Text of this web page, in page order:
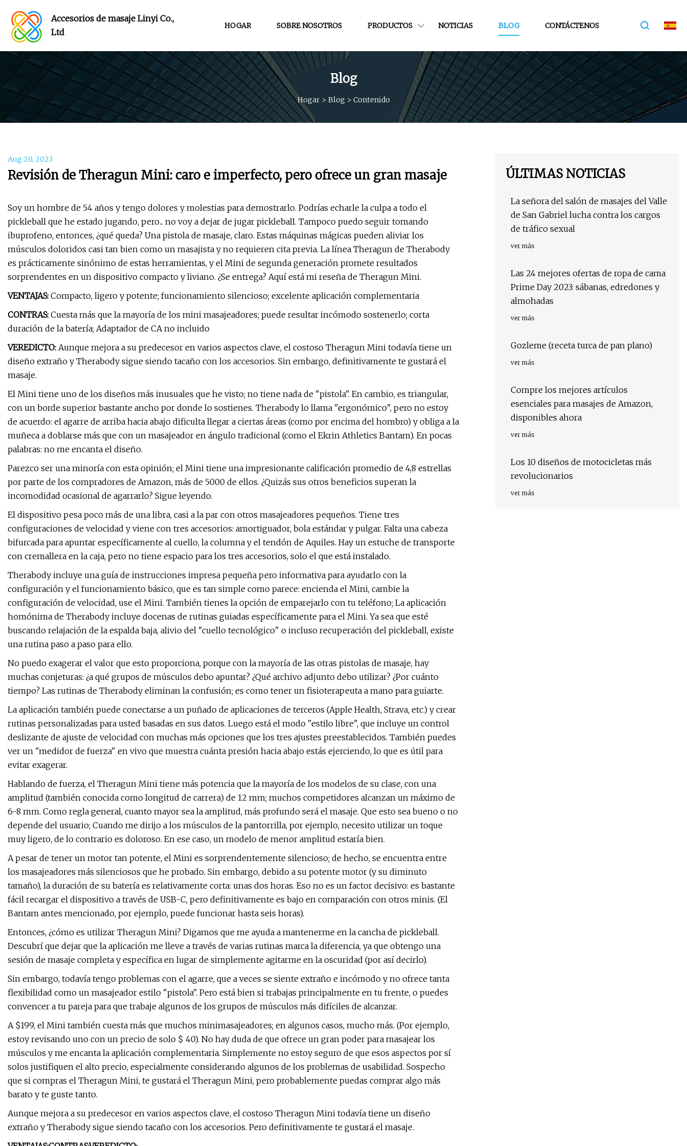
Accesorios de masaje Linyi Co.,
Ltd
HOGAR SOBRE NOSOTROS PRODUCTOS NOTICIAS BLOG CONTÁCTENOS
Blog
Hogar> Blog > Contenido
Aug 20, 2023
Revisión de Theragun Mini: caro e imperfecto, pero ofrece un gran masaje
Soy un hombre de 54 años y tengo dolores y molestias para demostrarlo. Podrías echarle la culpa a todo el
pickleball que he estado jugando, pero... no voy a dejar de jugar pickleball. Tampoco puedo seguir tomando
ibuprofeno, entonces, ¿qué queda? Una pistola de masaje, claro. Estas máquinas mágicas pueden aliviar los
músculos doloridos casi tan bien como un masajista y no requieren cita previa. La línea Theragun de Therabody
es prácticamente sinónimo de estas herramientas, y el Mini de segunda generación promete resultados
sorprendentes en un dispositivo compacto y liviano. ¿Se entrega? Aquí está mi reseña de Theragun Mini.
VENTAJAS: Compacto, ligero y potente; funcionamiento silencioso; excelente aplicación complementaria
CONTRAS: Cuesta más que la mayoría de los mini masajeadores; puede resultar incómodo sostenerlo; corta
duración de la batería; Adaptador de CA no incluido
VEREDICTO: Aunque mejora a su predecesor en varios aspectos clave, el costoso Theragun Mini todavía tiene un
diseño extraño y Therabody sigue siendo tacaño con los accesorios. Sin embargo, definitivamente te gustará el
masaje.
El Mini tiene uno de los diseños más inusuales que he visto; no tiene nada de "pistola". En cambio, es triangular,
con un borde superior bastante ancho por donde lo sostienes. Therabody lo llama "ergonómico", pero no estoy
de acuerdo: el agarre de arriba hacia abajo dificulta llegar a ciertas áreas (como por encima del hombro) y obliga a la
muñeca a doblarse más que con un masajeador en ángulo tradicional (como el Ekrin Athletics Bantam). En pocas
palabras: no me encanta el diseño.
Parezco ser una minoría con esta opinión; el Mini tiene una impresionante calificación promedio de 4,8 estrellas
por parte de los compradores de Amazon, más de 5000 de ellos. ¿Quizás sus otros beneficios superan la
incomodidad ocasional de agarrarlo? Sigue leyendo.
El dispositivo pesa poco más de una libra, casi a la par con otros masajeadores pequeños. Tiene tres
configuraciones de velocidad y viene con tres accesorios: amortiguador, bola estándar y pulgar. Falta una cabeza
bifurcada para apuntar específicamente al cuello, la columna y el tendón de Aquiles. Hay un estuche de transporte
con cremallera en la caja, pero no tiene espacio para los tres accesorios, solo el que está instalado.
Therabody incluye una guía de instrucciones impresa pequeña pero informativa para ayudarlo con la
configuración y el funcionamiento básico, que es tan simple como parece: encienda el Mini, cambie la
configuración de velocidad, use el Mini. También tienes la opción de emparejarlo con tu teléfono; La aplicación
homónima de Therabody incluye docenas de rutinas guiadas específicamente para el Mini. Ya sea que esté
buscando relajación de la espalda baja, alivio del "cuello tecnológico" o incluso recuperación del pickleball, existe
una rutina paso a paso para ello.
No puedo exagerar el valor que esto proporciona, porque con la mayoría de las otras pistolas de masaje, hay
muchas conjeturas: ¿a qué grupos de músculos debo apuntar? ¿Qué archivo adjunto debo utilizar? ¿Por cuánto
tiempo? Las rutinas de Therabody eliminan la confusión; es como tener un fisioterapeuta a mano para guiarte.
La aplicación también puede conectarse a un puñado de aplicaciones de terceros (Apple Health, Strava, etc.) y crear
rutinas personalizadas para usted basadas en sus datos. Luego está el modo "estilo libre", que incluye un control
deslizante de ajuste de velocidad con muchas más opciones que los tres ajustes preestablecidos. También puedes
ver un "medidor de fuerza" en vivo que muestra cuánta presión hacia abajo estás ejerciendo, lo que es útil para
evitar exagerar.
Hablando de fuerza, el Theragun Mini tiene más potencia que la mayoría de los modelos de su clase, con una
amplitud (también conocida como longitud de carrera) de 12 mm; muchos competidores alcanzan un máximo de
6-8 mm. Como regla general, cuanto mayor sea la amplitud, más profundo será el masaje. Que esto sea bueno o no
depende del usuario; Cuando me dirijo a los músculos de la pantorrilla, por ejemplo, necesito utilizar un toque
muy ligero, de lo contrario es doloroso. En ese caso, un modelo de menor amplitud estaría bien.
A pesar de tener un motor tan potente, el Mini es sorprendentemente silencioso; de hecho, se encuentra entre
los masajeadores más silenciosos que he probado. Sin embargo, debido a su potente motor (y su diminuto
tamaño), la duración de su batería es relativamente corta: unas dos horas. Eso no es un factor decisivo: es bastante
fácil recargar el dispositivo a través de USB-C, pero definitivamente es bajo en comparación con otros minis. (El
Bantam antes mencionado, por ejemplo, puede funcionar hasta seis horas).
Entonces, ¿cómo es utilizar Theragun Mini? Digamos que me ayuda a mantenerme en la cancha de pickleball.
Descubrí que dejar que la aplicación me lleve a través de varias rutinas marca la diferencia, ya que obtengo una
sesión de masaje completa y específica en lugar de simplemente agitarme en la oscuridad (por así decirlo).
Sin embargo, todavía tengo problemas con el agarre, que a veces se siente extraño e incómodo y no ofrece tanta
flexibilidad como un masajeador estilo "pistola". Pero está bien si trabajas principalmente en tu frente, o puedes
convencer a tu pareja para que trabaje algunos de los grupos de músculos más difíciles de alcanzar.
A $199, el Mini también cuesta más que muchos minimasajeadores; en algunos casos, mucho más. (Por ejemplo,
estoy revisando uno con un precio de solo $ 40). No hay duda de que ofrece un gran poder para masajear los
músculos y me encanta la aplicación complementaria. Simplemente no estoy seguro de que esos aspectos por sí
solos justifiquen el alto precio, especialmente considerando algunos de los problemas de usabilidad. Sospecho
que si compras el Theragun Mini, te gustará el Theragun Mini, pero probablemente puedas comprar algo más
barato y te guste tanto.
Aunque mejora a su predecesor en varios aspectos clave, el costoso Theragun Mini todavía tiene un diseño
extraño y Therabody sigue siendo tacaño con los accesorios. Pero definitivamente te gustará el masaje.
ÚLTIMAS NOTICIAS
La señora del salón de masajes del Valle
de San Gabriel lucha contra los cargos
de tráfico sexual
ver más
Las 24 mejores ofertas de ropa de cama
Prime Day 2023: sábanas, edredones y
almohadas
ver más
Gozleme (receta turca de pan plano)
ver más
Compre los mejores artículos
esenciales para masajes de Amazon,
disponibles ahora
ver más
Los 10 diseños de motocicletas más
revolucionarios
ver más